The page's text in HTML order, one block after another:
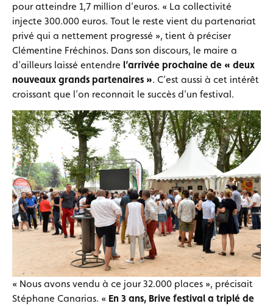
pour atteindre 1,7 million d’euros. « La collectivité
injecte 300.000 euros. Tout le reste vient du partenariat
privé qui a nettement progressé », tient à préciser
Clémentine Fréchinos. Dans son discours, le maire a
d’ailleurs laissé entendre l’arrivée prochaine de « deux
nouveaux grands partenaires ». C’est aussi à cet intérêt
croissant que l’on reconnait le succès d’un festival.
« Nous avons vendu à ce jour 32.000 places », précisait
Stéphane Canarias. « En 3 ans, Brive festival a triplé de